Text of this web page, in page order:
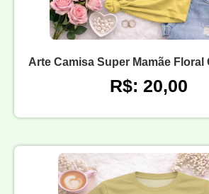
Arte Camisa Super Mamãe Floral
R$: 20,00